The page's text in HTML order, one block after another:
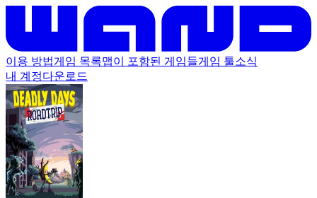
이용 방법게임 목록맵이 포함된 게임들게임 툴소식
내 계정다운로드